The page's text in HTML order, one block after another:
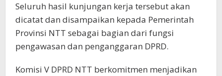
Seluruh hasil kunjungan kerja tersebut akan
dicatat dan disampaikan kepada Pemerintah
Provinsi NTT sebagai bagian dari fungsi
pengawasan dan penganggaran DPRD.
Komisi V DPRD NTT berkomitmen menjadikan